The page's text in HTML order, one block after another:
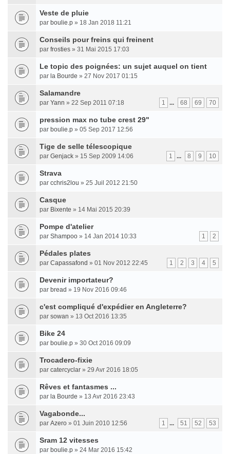
Veste de pluie
par boulie.p » 18 Jan 2018 11:21
Conseils pour freins qui freinent
par frosties » 31 Mai 2015 17:03
Le topic des poignées: un sujet auquel on tient
par la Bourde » 27 Nov 2017 01:15
Salamandre
1 ... 68 69 70
par Yann » 22 Sep 2011 07:18
pression max no tube crest 29"
par boulie.p » 05 Sep 2017 12:56
Tige de selle télescopique
1 ... 8 9 10
par Genjack » 15 Sep 2009 14:06
Strava
par cchris2lou » 25 Juil 2012 21:50
Casque
par Bixente » 14 Mai 2015 20:39
Pompe d'atelier
1 2
par Shampoo » 14 Jan 2014 10:33
Pédales plates
1 2 3 4 5
par Capassafond » 01 Nov 2012 22:45
Devenir importateur?
par bread » 19 Nov 2016 09:46
c'est compliqué d'expédier en Angleterre?
par sowan » 13 Oct 2016 13:35
Bike 24
par boulie.p » 30 Oct 2016 09:09
Trocadero-fixie
par catercyclar » 29 Avr 2016 18:05
Rêves et fantasmes ...
par la Bourde » 13 Avr 2016 23:43
Vagabonde...
1 ... 51 52 53
par Azero » 01 Juin 2010 12:56
Sram 12 vitesses
par boulie.p » 24 Mar 2016 15:42